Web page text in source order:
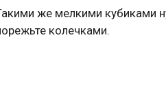
же мелкими кубиками
колечками.